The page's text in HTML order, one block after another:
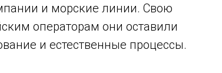
и морские линии. Свою
операторам они оставили
и естественные процессы.